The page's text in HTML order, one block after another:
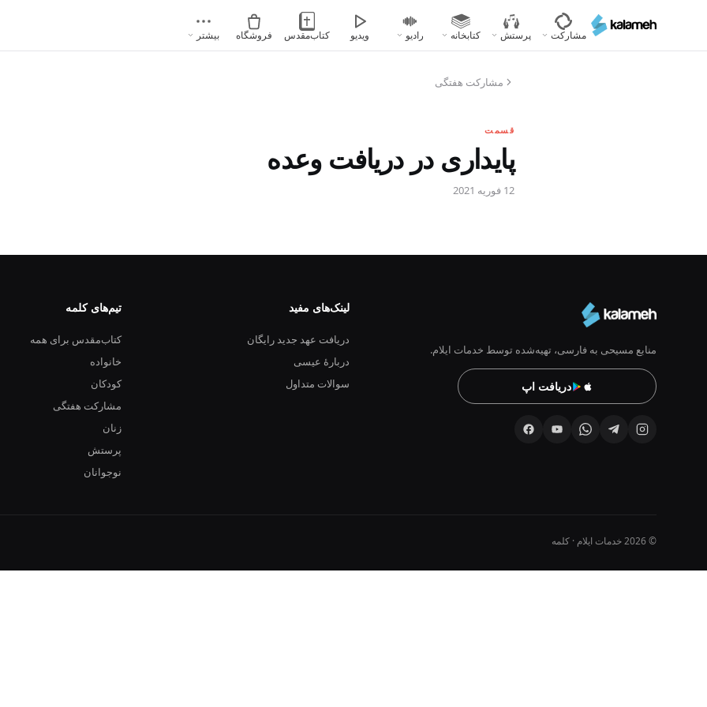
محتوای
مشارکت پرستش کتابخانه رادیو ویدیو کتاب‌مقدس فروشگاه بیشتر
مشارکت هفتگی
قسمت
پایداری در دریافت وعده
12 فوریه 2021
منابع مسیحی به فارسی، تهیه‌شده توسط خدمات ایلام.
دریافت اپ
لینک‌های مفید
دریافت عهد جدید رایگان
دربارهٔ عیسی
سوالات متداول
تیم‌های کلمه
کتاب‌مقدس برای همه
خانواده
کودکان
مشارکت هفتگی
زنان
پرستش
نوجوانان
© 2026 خدمات ایلام · کلمه